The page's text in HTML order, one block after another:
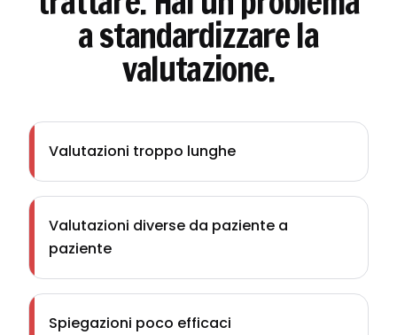
a standardizzare la
valutazione.
Valutazioni troppo lunghe
Valutazioni diverse da paziente a
paziente
Spiegazioni poco efficaci